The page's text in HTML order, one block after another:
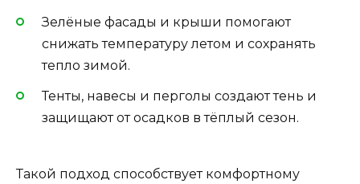
Зелёные фасады и крыши помогают
снижать температуру летом и сохранять
тепло зимой.
Тенты, навесы и перголы создают тень и
защищают от осадков в тёплый сезон.
Такой подход способствует комфортному